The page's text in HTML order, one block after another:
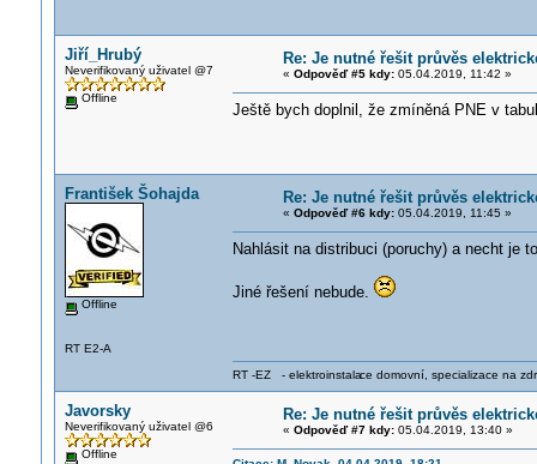
Jiří_Hrubý
Neverifikovaný uživatel @7
Offline
Re: Je nutné řešit průvěs
« Odpověď #5 kdy:05.04.2019, 11:42 »
Ještě bych doplnil, že zmíněná PNE v
František Šohajda
Offline
RT E2-A
Re: Je nutné řešit průvěs
« Odpověď #6 kdy:05.04.2019, 11:45 »
Nahlásit na distribuci (poruchy) a necht je
Jiné řešení nebude.
RT -EZ - elektroinstalace domovní, specializace na
Javorsky
Neverifikovaný uživatel @6
Offline
Re: Je nutné řešit průvěs
« Odpověď #7 kdy:05.04.2019, 13:40 »